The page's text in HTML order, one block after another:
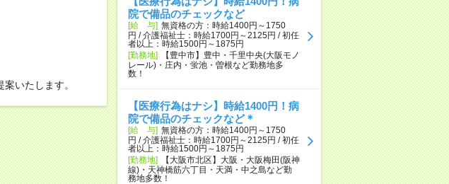
いたします。
院で備品のチェックなど
[給 与] 無資格の方：時給1400円～1750
円 / 介護福祉士：時給1700円～2125円 / 初任
者以上：時給1500円～1875円
[勤務地]
【豊中市】豊中・千里中央(大阪モノ
レール)・庄内・蛍池・曽根など勤務地多
数！
【医療行為はナシ】時給1400円！病
院で備品のチェックなど＊
[給 与] 無資格の方：時給1400円～1750
円 / 介護福祉士：時給1700円～2125円 / 初任
者以上：時給1500円～1875円
[勤務地]
【大阪市北区】大阪・大阪梅田(阪神
線)・天神橋筋六丁目・天満・中之島など勤
務地多数！